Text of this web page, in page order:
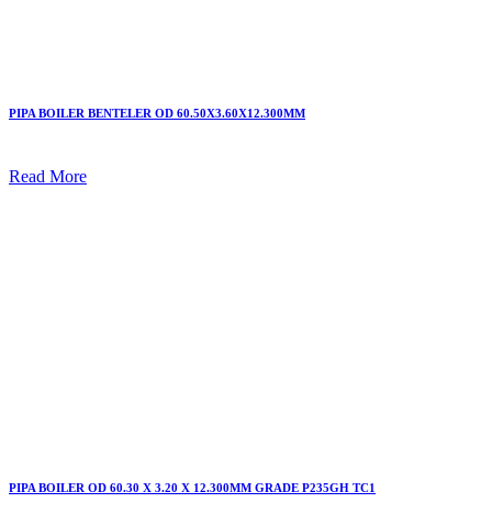
PIPA BOILER BENTELER OD 60.50X3.60X12.300MM
Read More
PIPA BOILER OD 60.30 X 3.20 X 12.300MM GRADE P235GH TC1